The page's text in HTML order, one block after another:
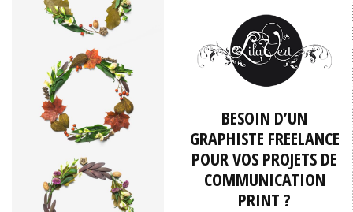
BESOIN D’UN
GRAPHISTE FREELANCE
POUR VOS PROJETS DE
COMMUNICATION
PRINT ?